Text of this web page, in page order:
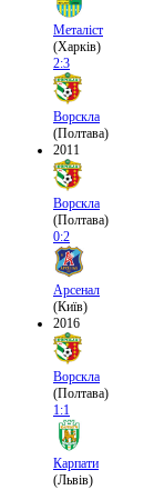
Металіст
(Харків)
2:3
Ворскла
(Полтава)
2011
Ворскла
(Полтава)
0:2
Арсенал
(Київ)
2016
Ворскла
(Полтава)
1:1
Карпати
(Львів)